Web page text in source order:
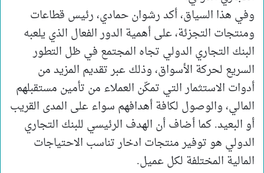
وفي هذا السياق، أكد رشوان حمادي، رئيس قطاعات
ومنتجات التجزئة، على أهمية الدور الفعال الذي يلعبه
البنك التجاري الدولي تجاه المجتمع في ظل التطور
السريع لحركة الأسواق، وذلك عبر تقديم المزيد من
أدوات الاستثمار التي تمكّن العملاء من تأمين مستقبلهم
المالي، والوصول لكافة أهدافهم سواء على المدى القريب
أو البعيد. كما أضاف أن الهدف الرئيسي للبنك التجاري
الدولي هو توفير منتجات ادخار تناسب الاحتياجات
المالية المختلفة لكل عميل.